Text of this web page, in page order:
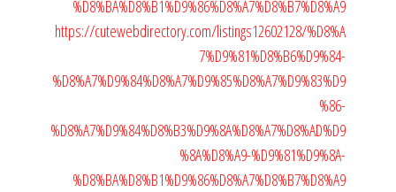
%D8%BA%D8%B1%D9%86%D8%A7%D8%B7%D8%A9
https://cutewebdirectory.com/listings12602128/%D8%A
7%D9%81%D8%B6%D9%84-
%D8%A7%D9%84%D8%A7%D9%85%D8%A7%D9%83%D9
%86-
%D8%A7%D9%84%D8%B3%D9%8A%D8%A7%D8%AD%D9
%8A%D8%A9-%D9%81%D9%8A-
%D8%BA%D8%B1%D9%86%D8%A7%D8%B7%D8%A9